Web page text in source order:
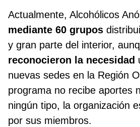
Actualmente, Alcohólicos
mediante 60 grupos
y gran parte del interior,
reconocieron la necesidad
nuevas sedes en la Región
programa no recibe aportes
ningún tipo, la organización
por sus miembros.